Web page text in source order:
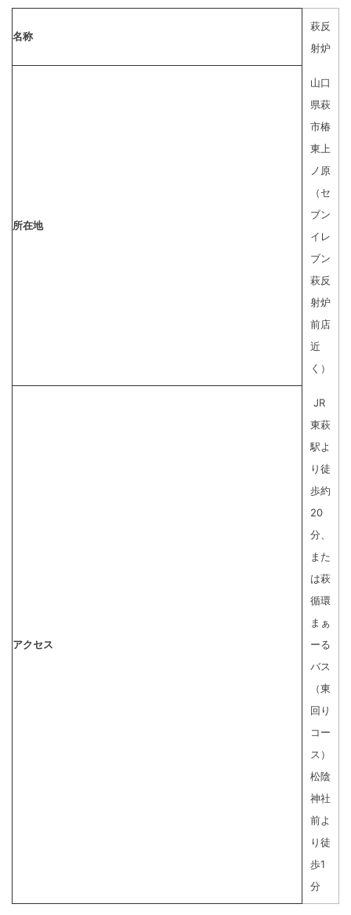
名称
萩反
射炉
所在地
山口
県萩
市椿
東上
ノ原
（セ
ブン
イレ
ブン
萩反
射炉
前店
近
く）
アクセス
JR
東萩
駅よ
り徒
歩約
20
分、
また
は萩
循環
まぁ
ーる
バス
（東
回り
コー
ス）
松陰
神社
前よ
り徒
歩1
分